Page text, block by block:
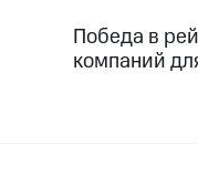
Победа в
компаний